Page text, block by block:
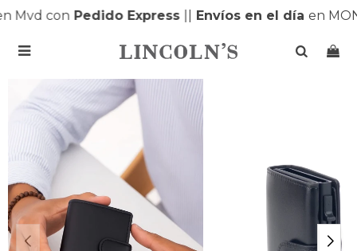
Mvd conPedido Express|| Envíos en el díaen
